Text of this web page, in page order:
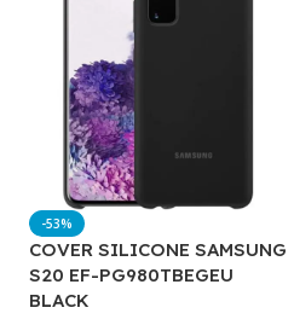
-53%
COVER SILICONE SAMSUNG
S20 EF-PG980TBEGEU
BLACK